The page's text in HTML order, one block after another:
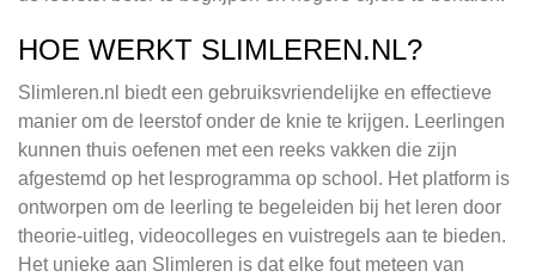
HOE WERKT SLIMLEREN.NL?
Slimleren.nl biedt een gebruiksvriendelijke en effectieve
manier om de leerstof onder de knie te krijgen. Leerlingen
kunnen thuis oefenen met een reeks vakken die zijn
afgestemd op het lesprogramma op school. Het platform is
ontworpen om de leerling te begeleiden bij het leren door
theorie-uitleg, videocolleges en vuistregels aan te bieden.
Het unieke aan Slimleren is dat elke fout meteen van